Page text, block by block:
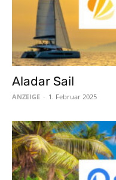
Aladar Sail
ANZEIGE - 1. Februar 2025